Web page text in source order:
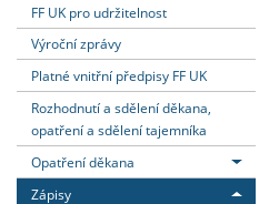
FF UK pro udržitelnost
Výroční zprávy
Platné vnitřní předpisy FF UK
Rozhodnutí a sdělení děkana,
opatření a sdělení tajemníka
Opatření děkana
Zápisy